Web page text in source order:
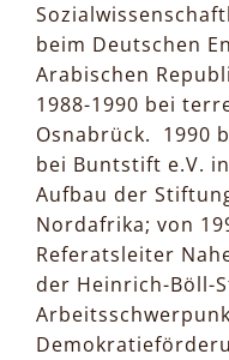
beim Deutschen
Arabischen
1988-1990 bei
Osnabrück. 1990
bei Buntstift e.V.
Aufbau der
Nordafrika; von
Referatsleiter
der Heinrich-Böll-